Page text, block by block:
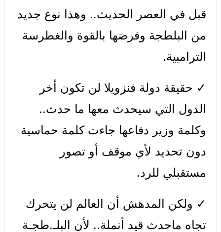
قبل في العصر الحديث.. وهذا نوع جديد
من البلطجة وفرضها بالقوة والغطرسة
الترامبية.
✓ حقيقة دولة فنزويلا لن تكون أخر
الدول التي سيحدث معها ما حدث..
وكلمة وزير دفاعها جاءت كلمة حماسية
دون تحديد لأي موقف أو تصور
مستقبلي للرد.
✓ ولكن المدهش أن العالم لن يتحرك
تجاه ماحدث قيد أنملة.. لأن البلـ.طجـة